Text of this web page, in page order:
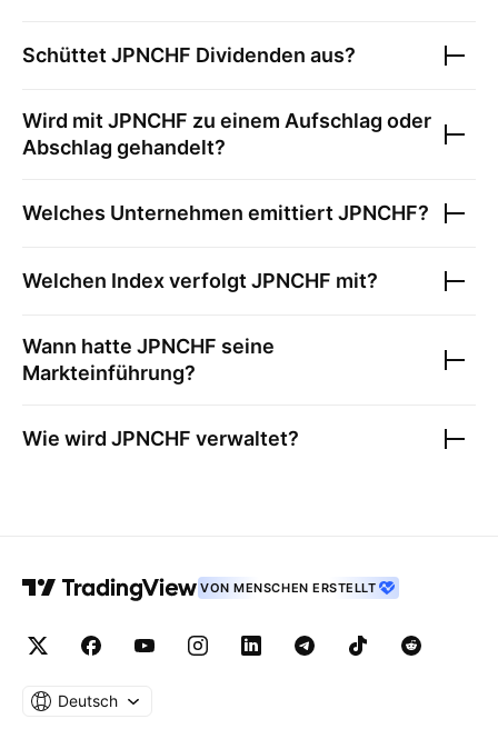
Schüttet JPNCHF Dividenden aus?
Wird mit JPNCHF zu einem Aufschlag oder
Abschlag gehandelt?
Welches Unternehmen emittiert JPNCHF?
Welchen Index verfolgt JPNCHF mit?
Wann hatte JPNCHF seine
Markteinführung?
Wie wird JPNCHF verwaltet?
VON MENSCHEN ERSTELLT
Deutsch